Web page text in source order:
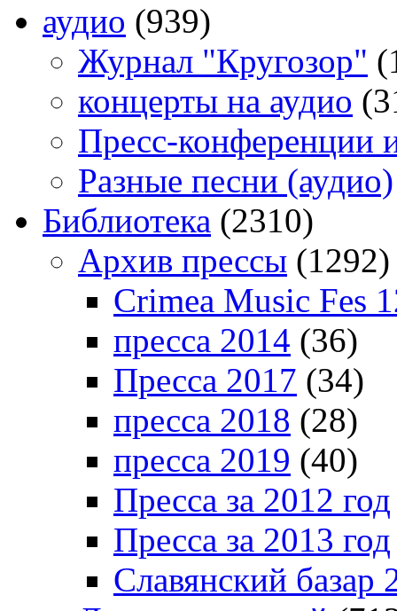
аудио (939)
Журнал "Кругозор"
концерты на аудио
Пресс-конференции
Разные песни (аудио)
Библиотека (2310)
Архив прессы (1292)
Crimea Music Fes
пресса 2014 (36)
Пресса 2017 (34)
пресса 2018 (28)
пресса 2019 (40)
Пресса за 2012 год
Пресса за 2013 год
Славянский базар